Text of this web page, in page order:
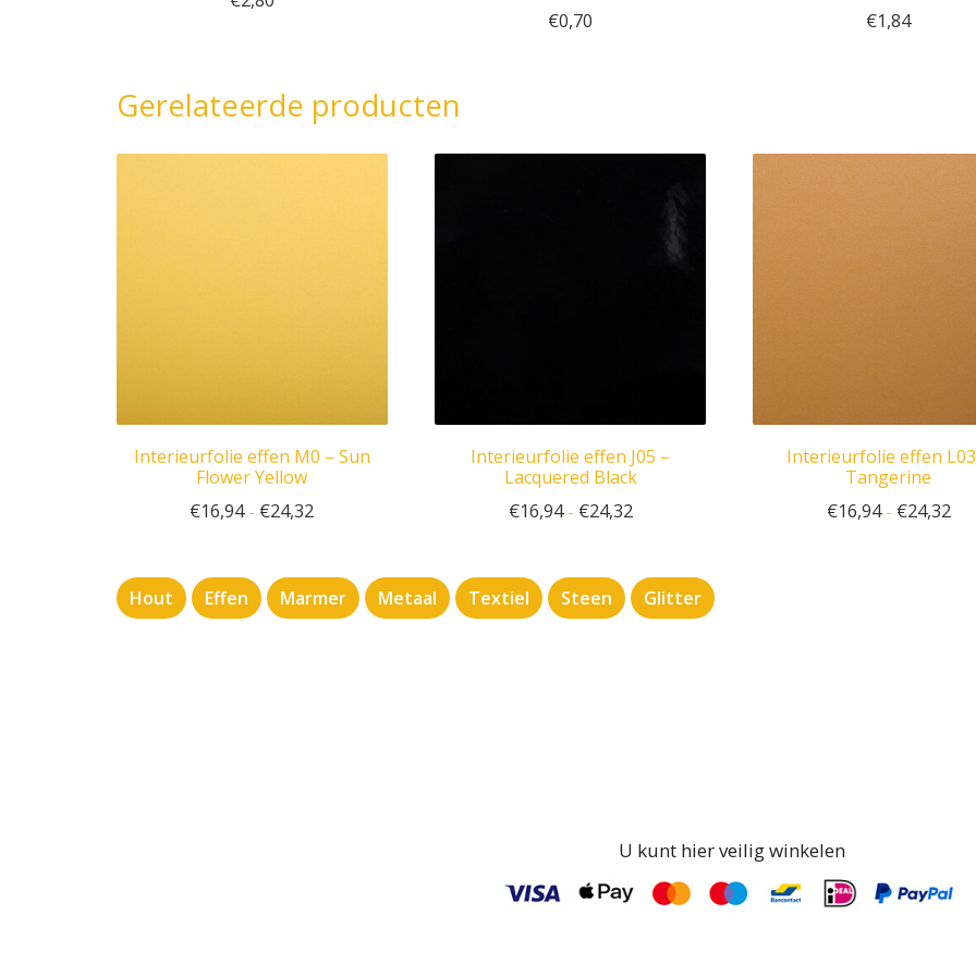
€0,70 €1,84
Gerelateerde producten
Interieurfolie effen M0 – Sun
Flower Yellow
€16,94- €24,32
Interieurfolie effen J05 –
Lacquered Black
€16,94- €24,32
Interieurfolie effen
Tangerine
€16,94- €24,32
Hout Effen Marmer Metaal Textiel Steen Glitter
U kunt hier veilig winkelen